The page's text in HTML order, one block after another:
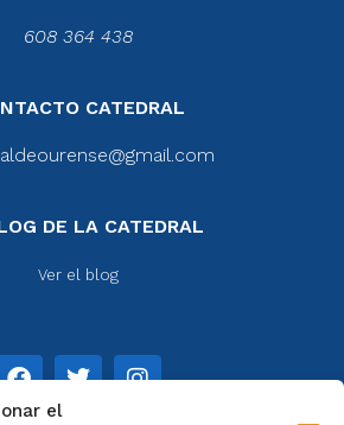
el
608 364 438
CATEDRAL
DE LA CATEDRAL
Ver el blog